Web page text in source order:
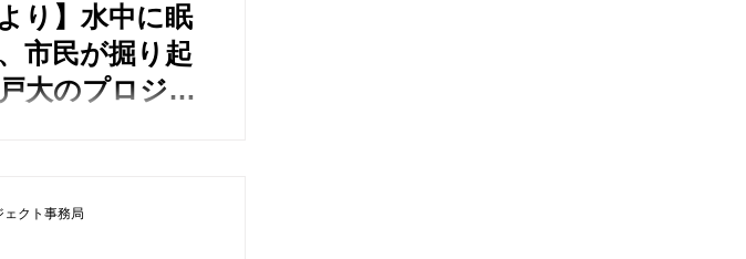
り】水中に眠
市民が掘り起
大のプロジェ
クト事務局